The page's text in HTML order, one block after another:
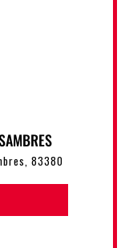
83380